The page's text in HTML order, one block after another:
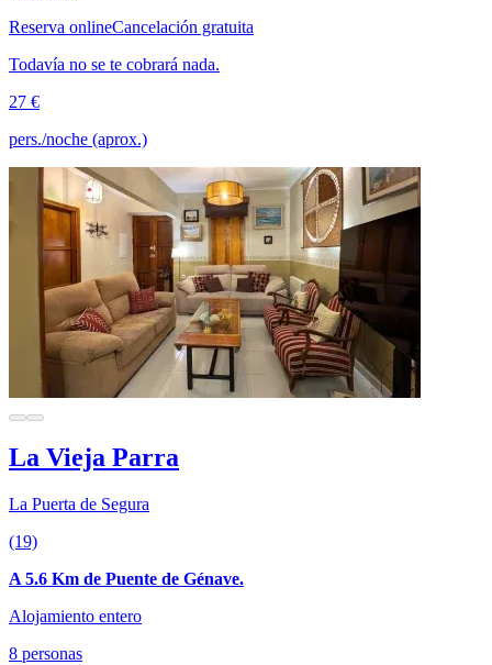
Reserva onlineCancelación gratuita
Todavía no se te cobrará nada.
27 €
pers./noche (aprox.)
La Vieja Parra
La Puerta de Segura
(19)
A 5.6 Km de Puente de Génave.
Alojamiento entero
8 personas